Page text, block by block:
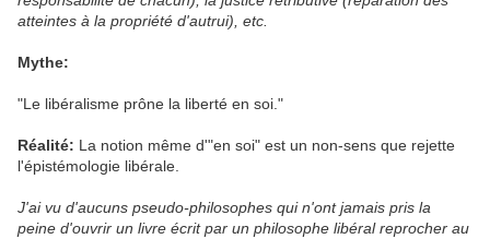
atteintes à la propriété d'autrui), etc.
Mythe:
"Le libéralisme prône la liberté en soi."
Réalité: La notion même d'"en soi" est un non-sens que rejette
l'épistémologie libérale.
J'ai vu d'aucuns pseudo-philosophes qui n'ont jamais pris la
peine d'ouvrir un livre écrit par un philosophe libéral reprocher au